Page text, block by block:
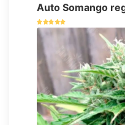
Auto Somango